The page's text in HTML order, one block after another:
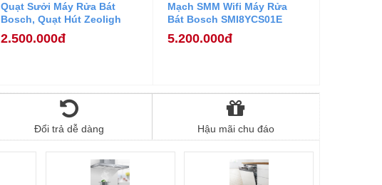
Quạt Sưởi Máy Rửa Bát
Bosch, Quạt Hút Zeoligh
Máy Rửa Bát Bosch
2.500.000đ
Mạch SMM Wifi Máy Rửa
Bát Bosch SMI8YCS01E
5.200.000đ
Đổi trả dễ dàng Hậu mãi chu đáo